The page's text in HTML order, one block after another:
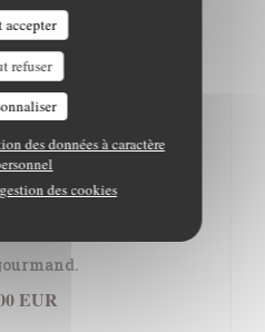
accepter
refuser
des données à caractère
des cookies
EUR
sésame noir. Coulis
d’olive vanillée.
EUR
maison ». Truffe
EUR